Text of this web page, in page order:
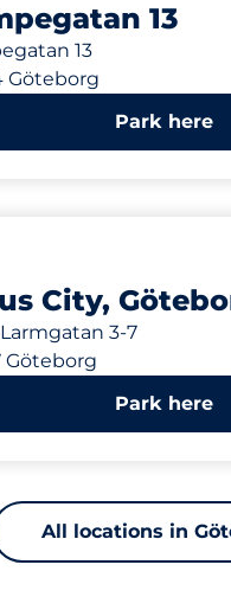
13
13
Göteborg
Park here
City,
3-7
Göteborg
Park here
All locations in